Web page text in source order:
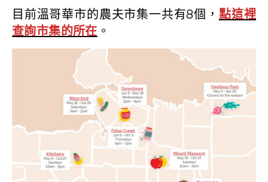
目前溫哥華市的農夫市集一共有8個， 點這裡
查詢市集的所在 。